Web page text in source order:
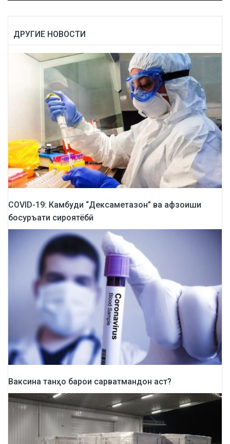
ДРУГИЕ НОВОСТИ
COVID-19: Камбуди “Дексаметазон” ва афзоиши
босуръати сироятёбӣ
Ваксина танҳо барои сарватмандон аст?